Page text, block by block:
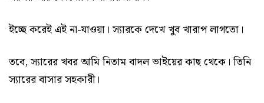
ইচ্ছে করেই এই না-যাওয়া। স্যারকে দেখে খুব খারাপ লাগতো।
তবে, স্যারের খবর আমি নিতাম বাদল ভাইয়ের কাছ থেকে। তিনি
স্যারের বাসার সহকারী।